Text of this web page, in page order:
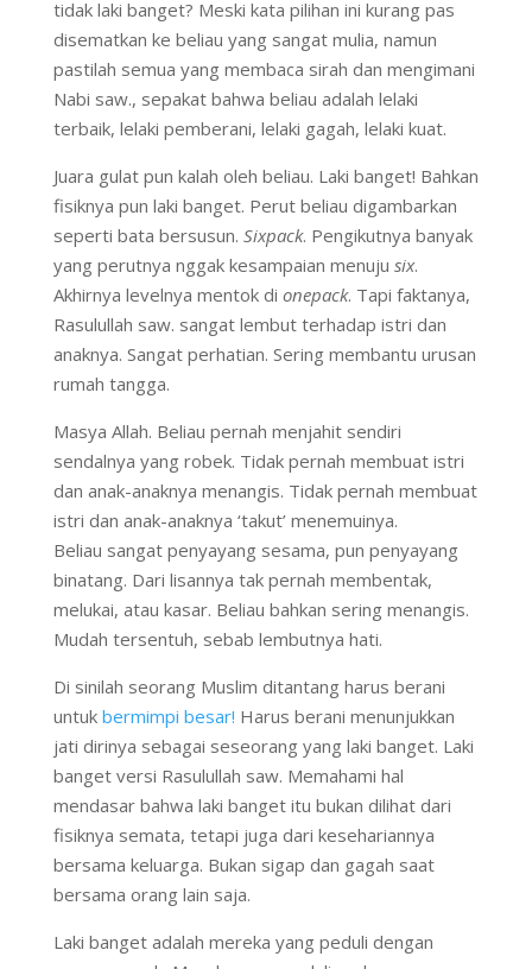
tidak laki banget? Meski kata pilihan ini kurang pas
disematkan ke beliau yang sangat mulia, namun
pastilah semua yang membaca sirah dan mengimani
Nabi saw., sepakat bahwa beliau adalah lelaki
terbaik, lelaki pemberani, lelaki gagah, lelaki kuat.
Juara gulat pun kalah oleh beliau. Laki banget! Bahkan
fisiknya pun laki banget. Perut beliau digambarkan
seperti bata bersusun. Sixpack. Pengikutnya banyak
yang perutnya nggak kesampaian menuju six.
Akhirnya levelnya mentok di onepack. Tapi faktanya,
Rasulullah saw. sangat lembut terhadap istri dan
anaknya. Sangat perhatian. Sering membantu urusan
rumah tangga.
Masya Allah. Beliau pernah menjahit sendiri
sendalnya yang robek. Tidak pernah membuat istri
dan anak-anaknya menangis. Tidak pernah membuat
istri dan anak-anaknya ‘takut’ menemuinya.
Beliau sangat penyayang sesama, pun penyayang
binatang. Dari lisannya tak pernah membentak,
melukai, atau kasar. Beliau bahkan sering menangis.
Mudah tersentuh, sebab lembutnya hati.
Di sinilah seorang Muslim ditantang harus berani
untuk bermimpi besar! Harus berani menunjukkan
jati dirinya sebagai seseorang yang laki banget. Laki
banget versi Rasulullah saw. Memahami hal
mendasar bahwa laki banget itu bukan dilihat dari
fisiknya semata, tetapi juga dari kesehariannya
bersama keluarga. Bukan sigap dan gagah saat
bersama orang lain saja.
Laki banget adalah mereka yang peduli dengan